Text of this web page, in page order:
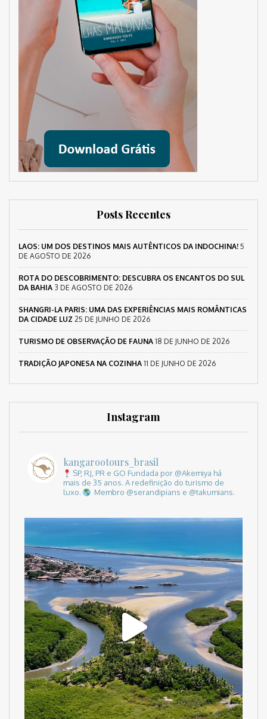
Posts Recentes
LAOS: UM DOS DESTINOS MAIS AUTÊNTICOS DA INDOCHINA! 5
DE AGOSTO DE 2026
ROTA DO DESCOBRIMENTO: DESCUBRA OS ENCANTOS DO SUL
DA BAHIA 3 DE AGOSTO DE 2026
SHANGRI-LA PARIS: UMA DAS EXPERIÊNCIAS MAIS ROMÂNTICAS
DA CIDADE LUZ 25 DE JUNHO DE 2026
TURISMO DE OBSERVAÇÃO DE FAUNA 18 DE JUNHO DE 2026
TRADIÇÃO JAPONESA NA COZINHA 11 DE JUNHO DE 2026
Instagram
kangarootours_brasil
SP, RJ, PR e GO Fundada por @Akemiya há
mais de 35 anos. A redefinição do turismo de
luxo.
Membro @serandipians e @takumians.